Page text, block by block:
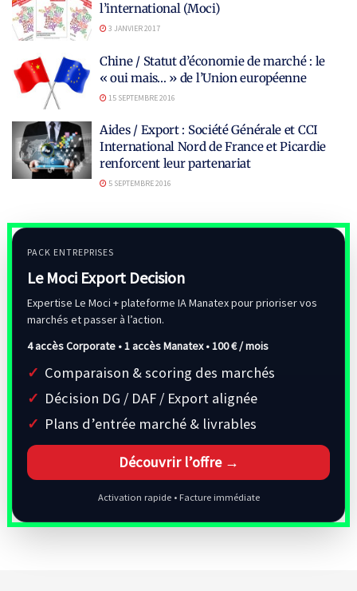
l’international (Moci)
3 JANVIER 2017
Chine / Statut d’économie de marché : le
« oui mais… » de l’Union européenne
15 SEPTEMBRE 2016
Aides / Export : Société Générale et CCI
International Nord de France et Picardie
renforcent leur partenariat
5 SEPTEMBRE 2016
PACK ENTREPRISES
Le Moci Export Decision
Expertise Le Moci + plateforme IA Manatex pour prioriser vos
marchés et passer à l’action.
4 accès Corporate • 1 accès Manatex •100 € / mois
Comparaison & scoring des marchés
Décision DG / DAF / Export alignée
Plans d’entrée marché & livrables
Découvrir l’offre →
Activation rapide • Facture immédiate